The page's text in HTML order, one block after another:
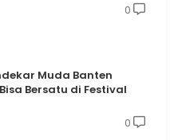
0
Muda Banten
Bersatu di Festival
0